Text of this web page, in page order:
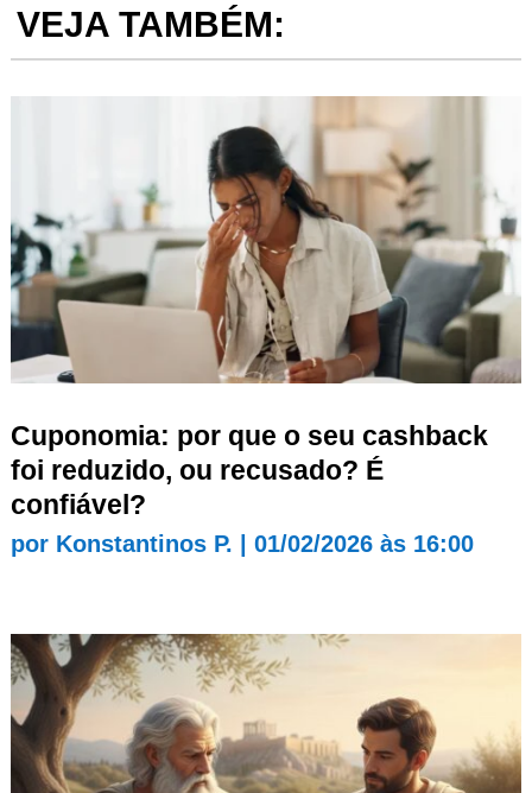
VEJA TAMBÉM:
Cuponomia: por que o seu cashback
foi reduzido, ou recusado? É
confiável?
por Konstantinos P. 01/02/2026 às 16:00